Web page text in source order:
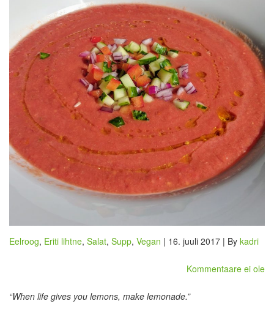
Eelroog, Eriti lihtne, Salat, Supp, Vegan | 16. juuli 2017 | By kadri
Kommentaare ei ole
“When life gives you lemons, make lemonade.”